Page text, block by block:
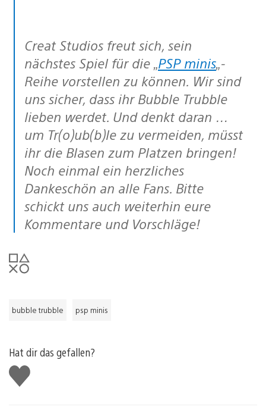
Creat Studios freut sich, sein
nächstes Spiel für die „ PSP minis „-
Reihe vorstellen zu können. Wir sind
uns sicher, dass ihr Bubble Trubble
lieben werdet. Und denkt daran …
um Tr(o)ub(b)le zu vermeiden, müsst
ihr die Blasen zum Platzen bringen!
Noch einmal ein herzliches
Dankeschön an alle Fans. Bitte
schickt uns auch weiterhin eure
Kommentare und Vorschläge!
bubble trubble psp minis
Hat dir das gefallen?
Gefällt
mir